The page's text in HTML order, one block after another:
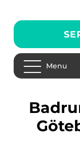
Menu
Badrumsrenovering i